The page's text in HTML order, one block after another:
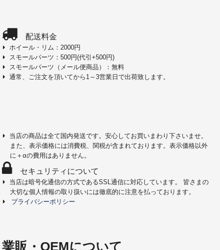
配送料金
ホイール・リム：2000円
スモールパーツ：500円(代引+500円)
スモールパーツ（メール便商品）：無料
通常、ご注文を頂いてから1～3営業日で出荷致します。
当店の商品は全て国内発送です。安心してお買いまわり下さいませ。
また、表示価格には消費税、関税が含まれております。表示価格以外
に＋αの費用はありません。
セキュリティについて
当店は暗号化通信の方式であるSSL通信に対応しています。 皆さまの
大切な個人情報の取り扱いには徹底的に注意を払っております。
プライバシーポリシー
業販・OEMについて